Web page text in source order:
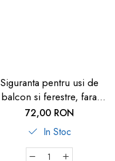
Siguranta pentru usi de
balcon si ferestre, fara
gaurire sau lipire, gri
antracit, Reer WinLock
70021
72,00 RON
In Stoc